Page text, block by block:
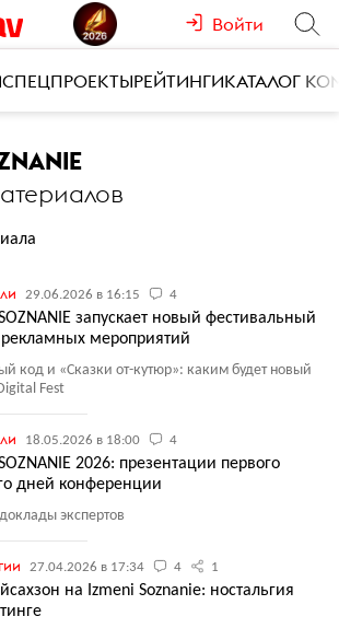
Войти
СПЕЦПРОЕКТЫРЕЙТИНГИКАТАЛОГ
29.06.2026 в 16:15 4
запускает новый фестивальный
мероприятий
код и «Сказки от-кутюр»: каким будет новый
Fest
18.05.2026 в 18:00 4
2026: презентации первого
дней конференции
экспертов
27.04.2026 в 17:34 4 1
на Izmeni Soznanie: ностальгия